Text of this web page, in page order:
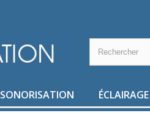
SONORISATION ÉCLAIRAGE